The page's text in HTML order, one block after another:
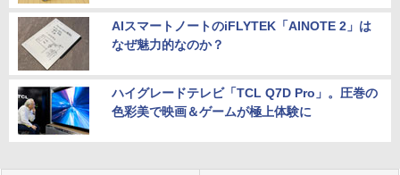
AIスマートノートのiFLYTEK「AINOTE 2」は
なぜ魅力的なのか？
ハイグレードテレビ「TCL Q7D Pro」。圧巻の
色彩美で映画＆ゲームが極上体験に